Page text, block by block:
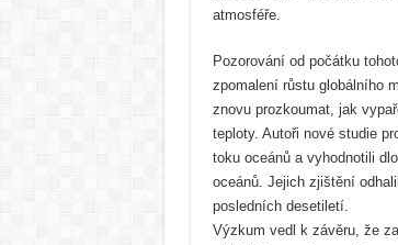
atmosféře.
Pozorování od počátku
zpomalení růstu globálního
znovu prozkoumat, jak
teploty. Autoři nové studie
toku oceánů a vyhodnotili
oceánů. Jejich zjištění
posledních desetiletí.
Výzkum vedl k závěru, že